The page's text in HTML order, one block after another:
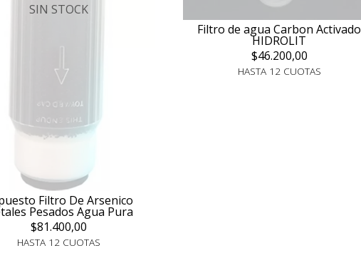
SIN STOCK
Filtro De Arsenico
Pesados Agua Pura
$81.400,00
HASTA 12 CUOTAS
Filtro de agua Carbon Activado
HIDROLIT
$46.200,00
HASTA 12 CUOTAS